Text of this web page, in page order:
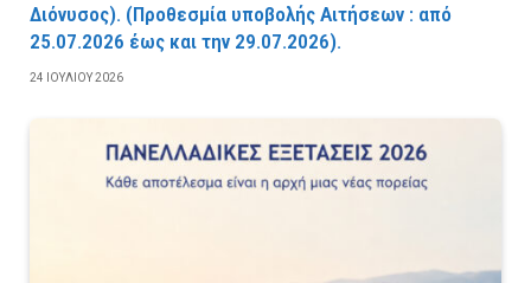
Διόνυσος). (Προθεσμία υποβολής Αιτήσεων : από
25.07.2026 έως και την 29.07.2026).
24 ΙΟΥΛΊΟΥ 2026